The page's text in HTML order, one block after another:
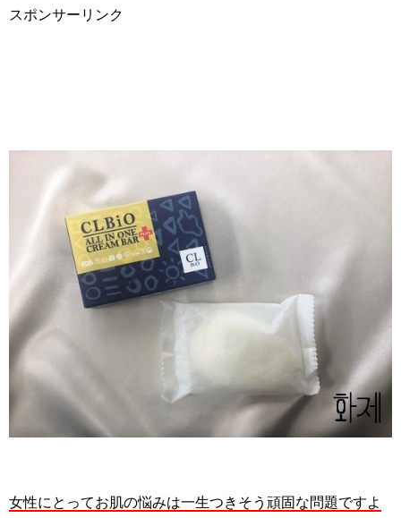
スポンサーリンク
女性にとってお肌の悩みは一生つきそう頑固な問題ですよ